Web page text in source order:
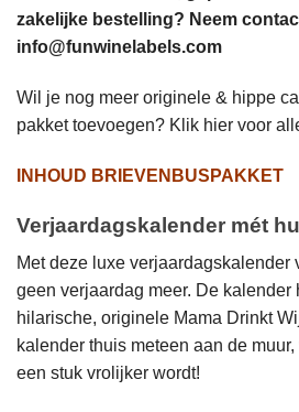
zakelijke bestelling? Neem
info@funwinelabels.com
Wil je nog meer originele & hippe
pakket toevoegen? Klik hier voor
INHOUD BRIEVENBUSPAKKET
Verjaardagskalender mét
Met deze luxe verjaardagskalender
geen verjaardag meer. De kalender
hilarische, originele Mama Drinkt
kalender thuis meteen aan de
een stuk vrolijker wordt!